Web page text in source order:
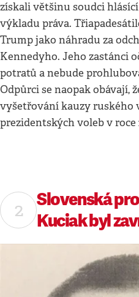
získali většinu soudci
výkladu práva.
Trump jako náhradu za
Kennedyho. Jeho zastánci
potratů a nebude
Odpůrci se naopak obávají,
vyšetřování kauzy ruského
prezidentských voleb v roce
Slovenská
Kuciak byl